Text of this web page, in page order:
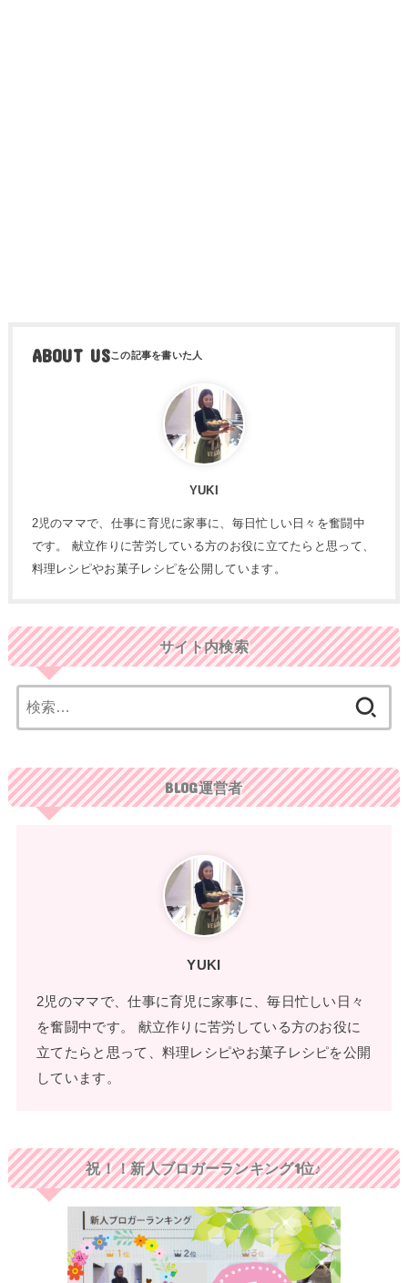
ABOUT US
YUKI
2児のママで、仕事に育児に家事に、毎日忙しい日々を奮闘中
です。 献立作りに苦労している方のお役に立てたらと思って、
料理レシピやお菓子レシピを公開しています。
サイト内検索
索:
BLOG運営者
YUKI
2児のママで、仕事に育児に家事に、毎日忙しい日々
を奮闘中です。 献立作りに苦労している方のお役に
立てたらと思って、料理レシピやお菓子レシピを公開
しています。
祝！！新人ブロガーランキング1位♪